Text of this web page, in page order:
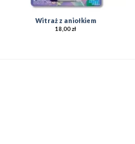
Witraż z aniołkiem
18,00zł